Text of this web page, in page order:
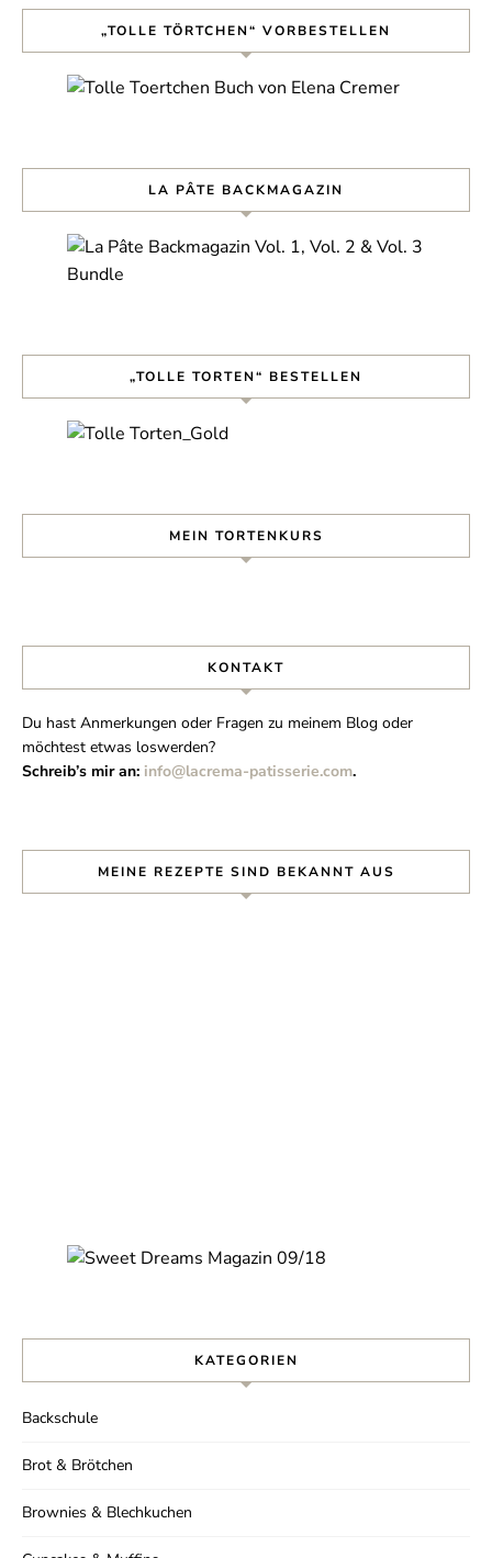
„TOLLE TÖRTCHEN“ VORBESTELLEN
LA PÂTE BACKMAGAZIN
„TOLLE TORTEN“ BESTELLEN
MEIN TORTENKURS
KONTAKT
Du hast Anmerkungen oder Fragen zu meinem Blog oder
möchtest etwas loswerden?
Schreib’s mir an: info@lacrema-patisserie.com.
MEINE REZEPTE SIND BEKANNT AUS
KATEGORIEN
Backschule
Brot & Brötchen
Brownies & Blechkuchen